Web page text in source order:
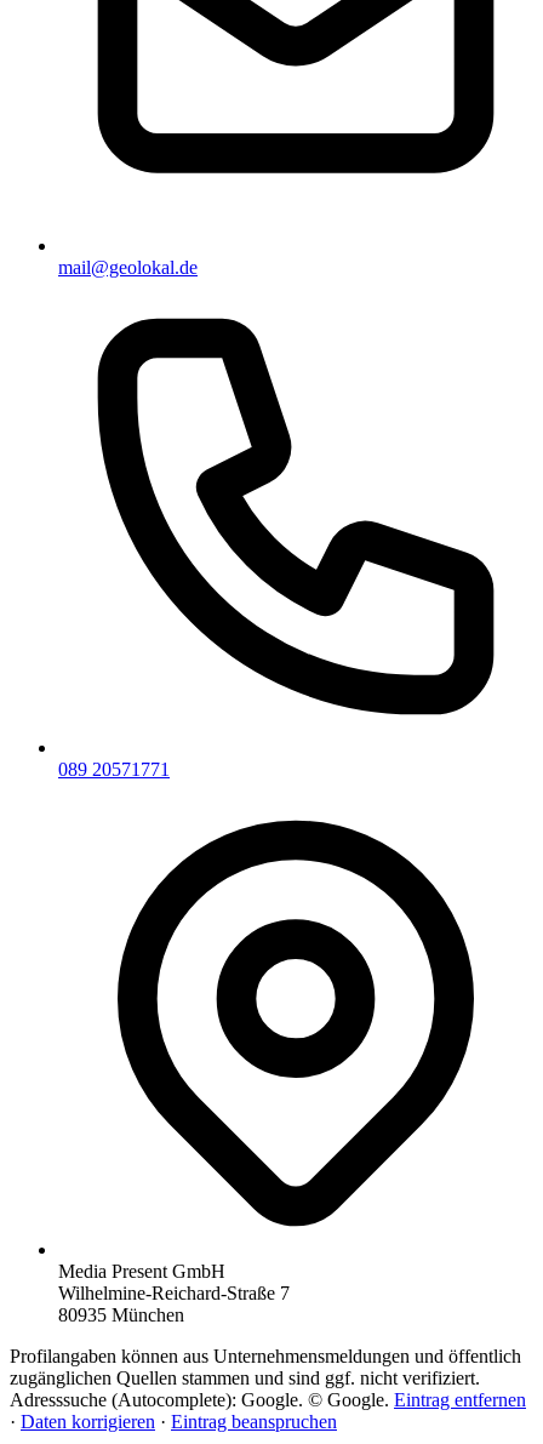
mail@geolokal.de
089 20571771
Media Present GmbH
Wilhelmine-Reichard-Straße 7
80935 München
Profilangaben können aus Unternehmensmeldungen und öffentlich
zugänglichen Quellen stammen und sind ggf. nicht verifiziert.
Adresssuche (Autocomplete): Google. © Google. Eintrag entfernen
· Daten korrigieren · Eintrag beanspruchen